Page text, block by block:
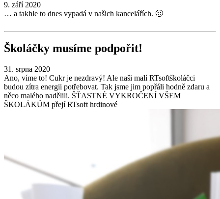
9. září 2020
… a takhle to dnes vypadá v našich kancelářích. 🙂
Školáčky musíme podpořit!
31. srpna 2020
Ano, víme to! Cukr je nezdravý! Ale naši malí RTsoftškoláčci
budou zítra energii potřebovat. Tak jsme jim popřáli hodně zdaru a
něco malého nadělili. ŠŤASTNÉ VYKROČENÍ VŠEM
ŠKOLÁKŮM přejí RTsoft hrdinové